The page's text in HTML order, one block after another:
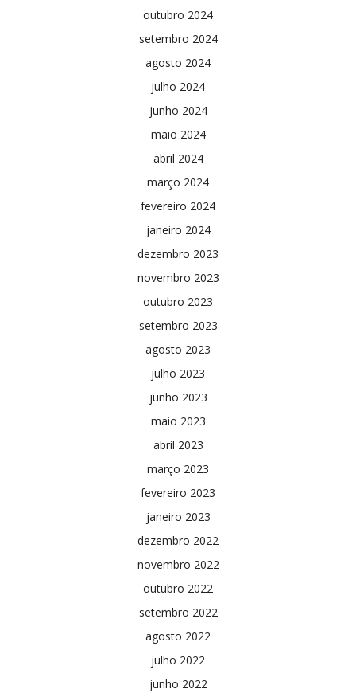
outubro 2024
setembro 2024
agosto 2024
julho 2024
junho 2024
maio 2024
abril 2024
março 2024
fevereiro 2024
janeiro 2024
dezembro 2023
novembro 2023
outubro 2023
setembro 2023
agosto 2023
julho 2023
junho 2023
maio 2023
abril 2023
março 2023
fevereiro 2023
janeiro 2023
dezembro 2022
novembro 2022
outubro 2022
setembro 2022
agosto 2022
julho 2022
junho 2022